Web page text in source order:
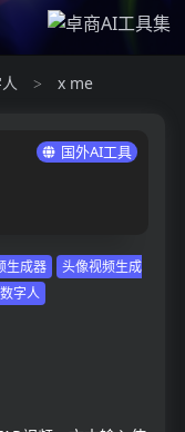
> x me
国外AI工具
生成器
头像视频生成
字人